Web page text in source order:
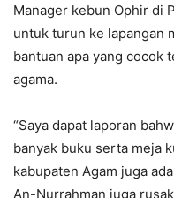
Manager kebun Ophir di
untuk turun ke lapangan
bantuan apa yang cocok
agama.
“Saya dapat laporan
banyak buku serta meja
kabupaten Agam juga
An-Nurrahman juga